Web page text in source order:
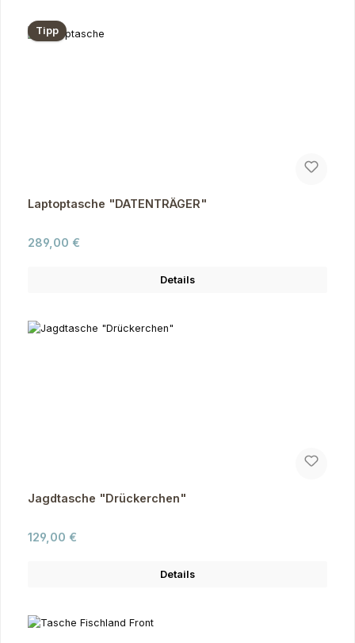
Tipp
Laptoptasche "DATENTRÄGER"
Regulärer Preis:
289,00 €
Details
Jagdtasche "Drückerchen"
Regulärer Preis:
129,00 €
Details